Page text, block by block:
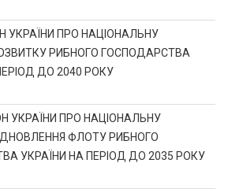
УКРАЇНИ ПРО НАЦІОНАЛЬНУ
РИБНОГО ГОСПОДАРСТВА
ДО 2040 РОКУ
УКРАЇНИ ПРО НАЦІОНАЛЬНУ
ФЛОТУ РИБНОГО
УКРАЇНИ НА ПЕРІОД ДО 2035 РОКУ